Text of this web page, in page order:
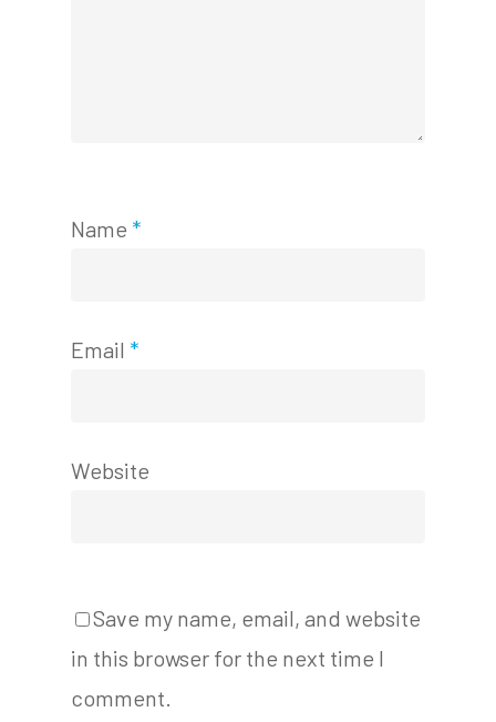
Name *
Email *
Website
Save my name, email, and website
in this browser for the next time I
comment.